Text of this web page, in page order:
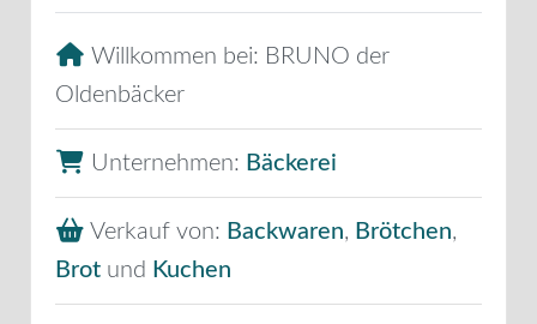
Willkommen bei: BRUNO der
Oldenbäcker
Unternehmen: Bäckerei
Verkauf von: Backwaren, Brötchen,
Brot und Kuchen